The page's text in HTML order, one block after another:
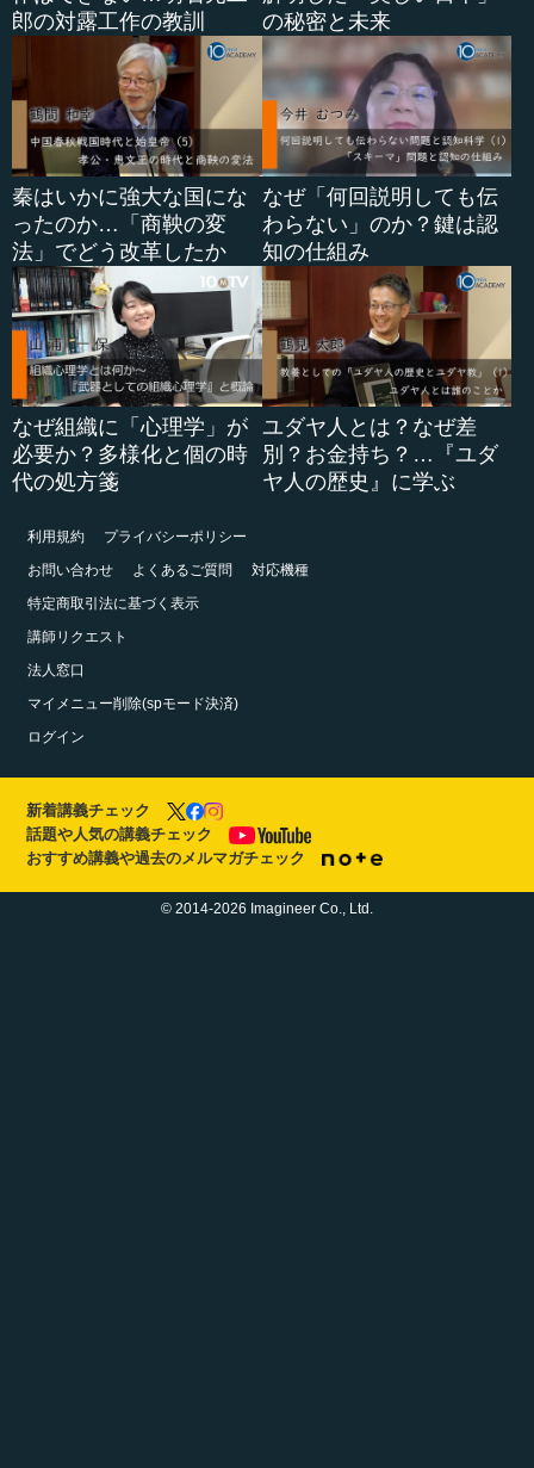
郎の対露工作の教訓
の秘密と未来
秦はいかに強大な国にな
ったのか…「商鞅の変
法」でどう改革したか
なぜ「何回説明しても伝
わらない」のか？鍵は認
知の仕組み
なぜ組織に「心理学」が
必要か？多様化と個の時
代の処方箋
ユダヤ人とは？なぜ差
別？お金持ち？…『ユダ
ヤ人の歴史』に学ぶ
利用規約
プライバシーポリシー
お問い合わせ
よくあるご質問
対応機種
特定商取引法に基づく表示
講師リクエスト
法人窓口
マイメニュー削除(spモード決済)
ログイン
新着講義チェック
話題や人気の講義チェック
おすすめ講義や過去のメルマガチェック
© 2014-2026 Imagineer Co., Ltd.